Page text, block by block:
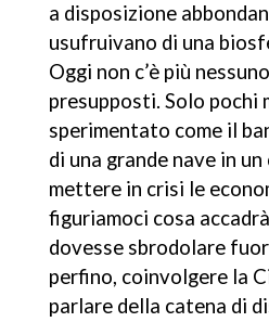
a disposizione
usufruivano di una
Oggi non c’è più
presupposti. Solo pochi
sperimentato come il
di una grande nave in
mettere in crisi le
figuriamoci cosa
dovesse sbrodolare
perfino, coinvolgere la
parlare della catena di